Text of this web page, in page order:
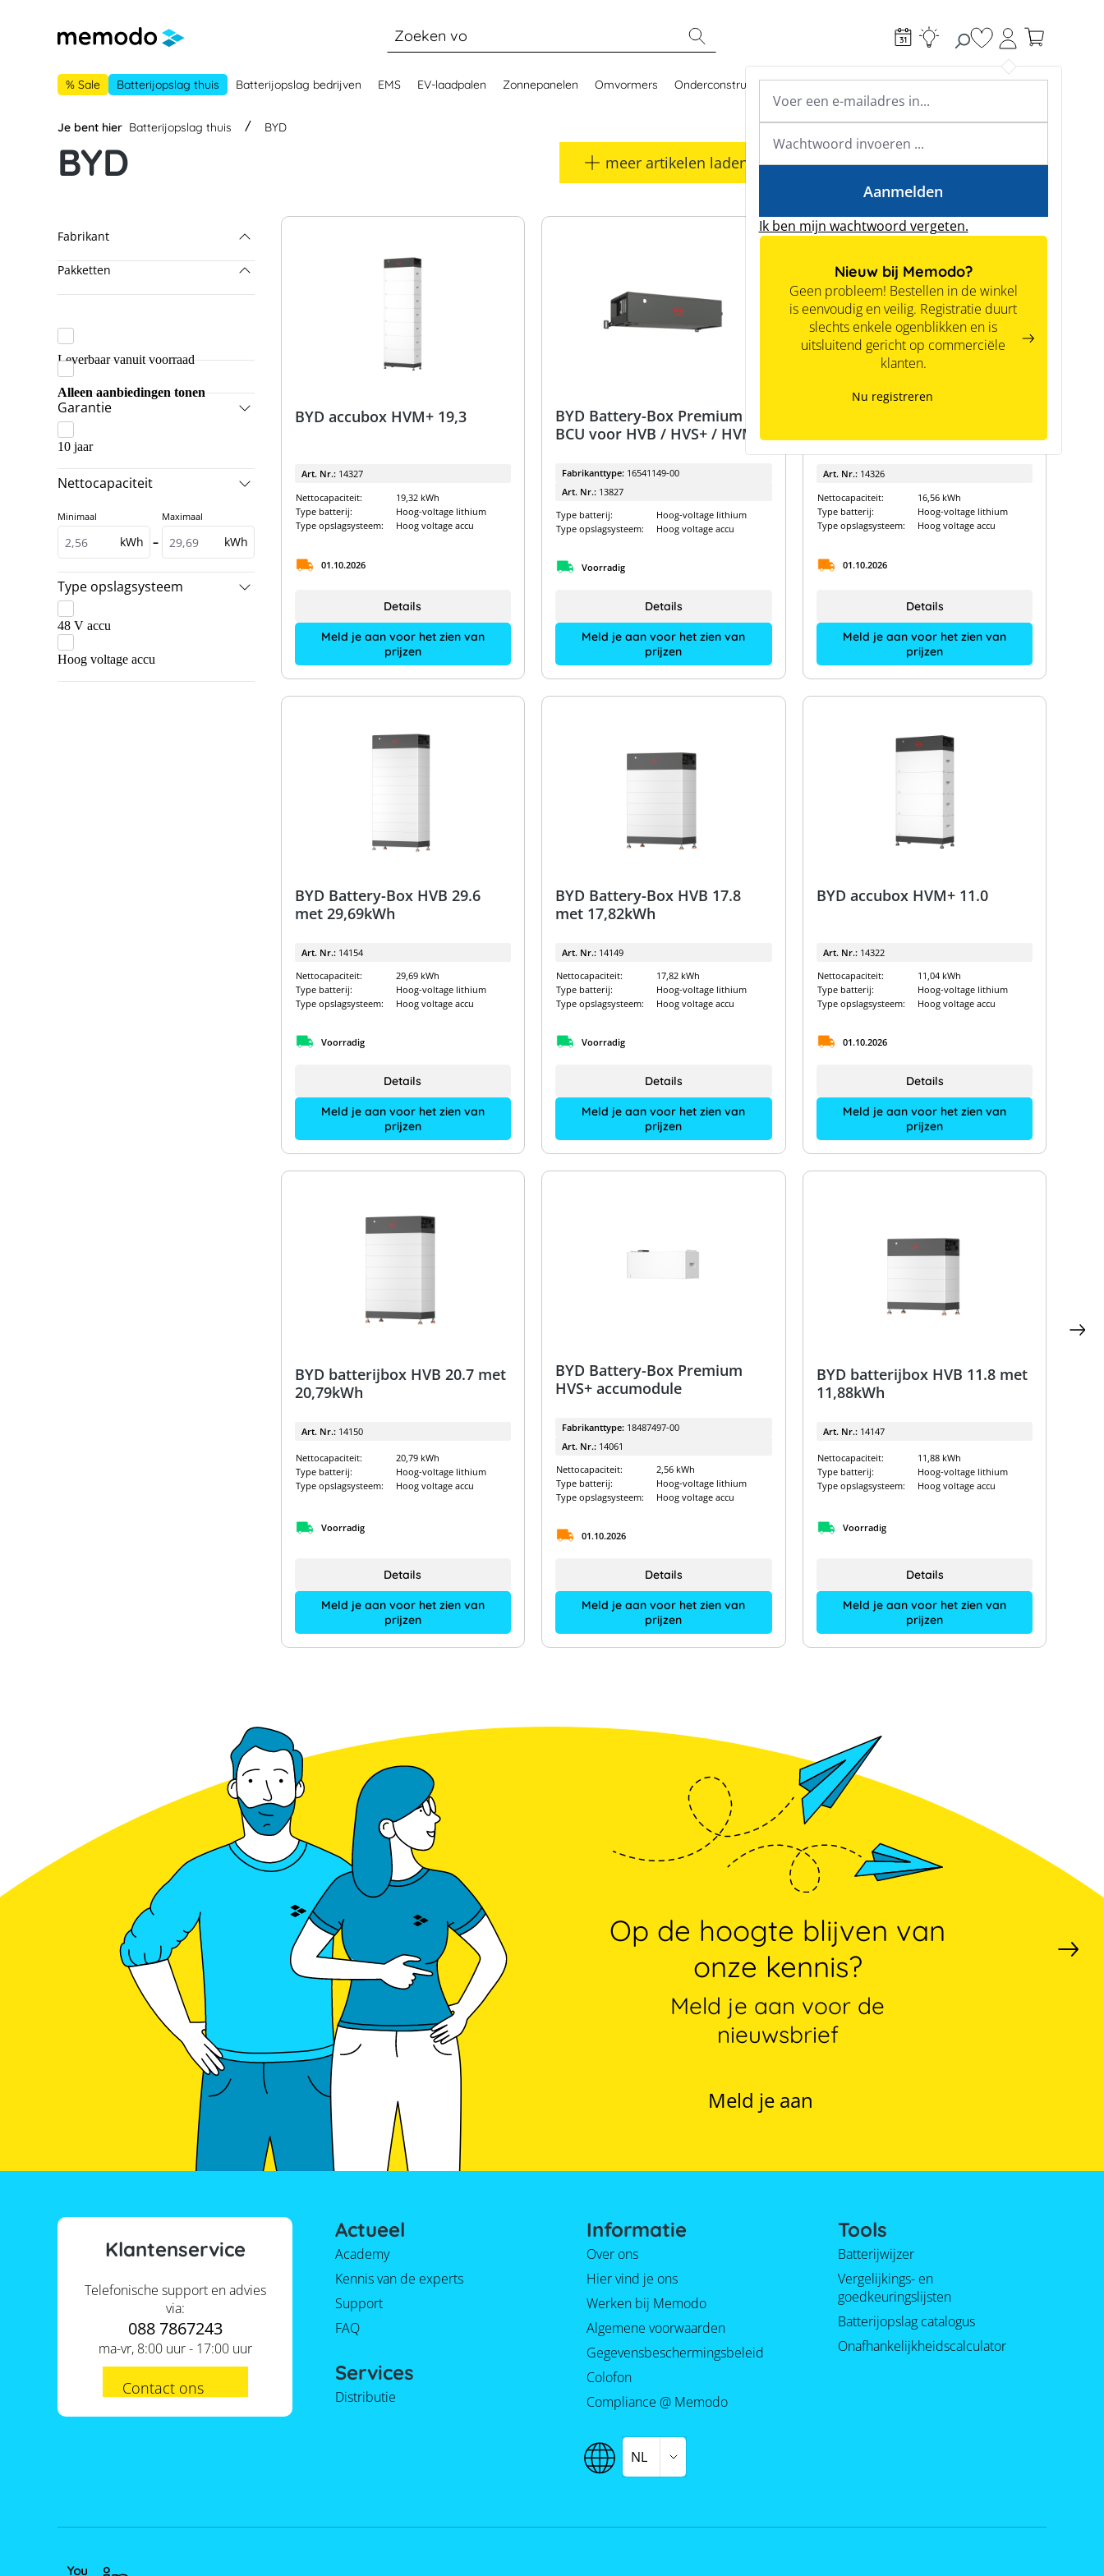
Academy & webinars
Expertkennis
Tools
Je hebt 0 items op
Ik ben mijn wachtwoord vergeten.
Aanmelden
Nieuw bij Memodo?
Geen probleem! Bestellen in de winkel
is eenvoudig en veilig. Registratie duurt
slechts enkele ogenblikken en is
uitsluitend gericht op commerciële
klanten.
Nu registreren
% Sale Batterijopslag thuis Batterijopslag bedrijven EMS EV-laadpalen Zonnepanelen Omvormers Onderconstructie Toebehoren
Je bent hier Batterijopslag thuis BYD
BYD
Fabrikant
BYD
Fronius
GoodWe
Kostal
LG Energy Solution
Pylontech
SMA
SolarEdge
Sungrow
Pakketten
BYD & SMA
BYD & SolarEdge
Dyness & GoodWe
Dyness & Kostal
Fox ESS Pakketten
Fronius Pakketten
GoodWe Pakketten
SMA Pakketten
Leverbaar vanuit voorraad
Alleen aanbiedingen tonen
Garantie
10 jaar
Nettocapaciteit
Minimaal
kWh –
Maximaal
kWh
Type opslagsysteem
48 V accu
Hoog voltage accu
meer artikelen laden
BYD accubox HVM+ 19,3
Art. Nr.: 14327
Nettocapaciteit:
19,32 kWh
Type batterij:
Hoog-voltage lithium
Type opslagsysteem:
Hoog voltage accu
01.10.2026
Meld je aan voor het zien van
prijzen
Details
BYD Battery-Box Premium
BCU voor HVB / HVS+ / HVM+
Fabrikanttype: 16541149-00
Art. Nr.: 13827
Type batterij:
Hoog-voltage lithium
Type opslagsysteem:
Hoog voltage accu
Voorradig
Meld je aan voor het zien van
prijzen
Details
Art. Nr.: 14326
Nettocapaciteit:
16,56 kWh
Type batterij:
Hoog-voltage lithium
Type opslagsysteem:
Hoog voltage accu
01.10.2026
Meld je aan voor het zien van
prijzen
Details
BYD Battery-Box HVB 29.6
met 29,69kWh
Art. Nr.: 14154
Nettocapaciteit:
29,69 kWh
Type batterij:
Hoog-voltage lithium
Type opslagsysteem:
Hoog voltage accu
Voorradig
Meld je aan voor het zien van
prijzen
Details
BYD Battery-Box HVB 17.8
met 17,82kWh
Art. Nr.: 14149
Nettocapaciteit:
17,82 kWh
Type batterij:
Hoog-voltage lithium
Type opslagsysteem:
Hoog voltage accu
Voorradig
Meld je aan voor het zien van
prijzen
Details
BYD accubox HVM+ 11.0
Art. Nr.: 14322
Nettocapaciteit:
11,04 kWh
Type batterij:
Hoog-voltage lithium
Type opslagsysteem:
Hoog voltage accu
01.10.2026
Meld je aan voor het zien van
prijzen
Details
BYD batterijbox HVB 20.7 met
20,79kWh
Art. Nr.: 14150
Nettocapaciteit:
20,79 kWh
Type batterij:
Hoog-voltage lithium
Type opslagsysteem:
Hoog voltage accu
Voorradig
Meld je aan voor het zien van
prijzen
Details
BYD Battery-Box Premium
HVS+ accumodule
Fabrikanttype: 18487497-00
Art. Nr.: 14061
Nettocapaciteit:
2,56 kWh
Type batterij:
Hoog-voltage lithium
Type opslagsysteem:
Hoog voltage accu
01.10.2026
Meld je aan voor het zien van
prijzen
Details
BYD batterijbox HVB 11.8 met
11,88kWh
Art. Nr.: 14147
Nettocapaciteit:
11,88 kWh
Type batterij:
Hoog-voltage lithium
Type opslagsysteem:
Hoog voltage accu
Voorradig
Meld je aan voor het zien van
prijzen
Details
Op de hoogte blijven van
onze kennis?
Meld je aan voor de
nieuwsbrief
Meld je aan
Klantenservice
Telefonische support en advies
via:
088 7867243
ma-vr, 8:00 uur - 17:00 uur
Contact ons
Actueel
Academy
Kennis van de experts
Support
FAQ
Services
Distributie
Informatie
Over ons
Hier vind je ons
Werken bij Memodo
Algemene voorwaarden
Gegevensbeschermingsbeleid
Colofon
Compliance @ Memodo
Tools
Batterijwijzer
Vergelijkings- en
goedkeuringslijsten
Batterijopslag catalogus
Onafhankelijkheidscalculator
NL